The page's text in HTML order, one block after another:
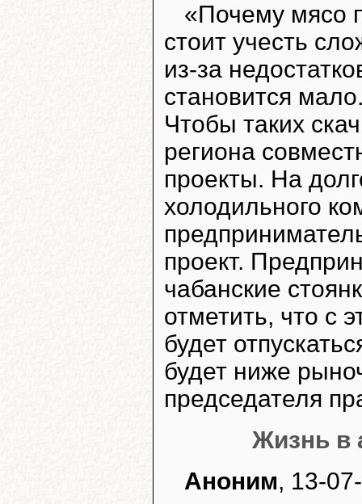
«Почему мясо
стоит учесть
из-за
становится
Чтобы таких
региона
проекты. На
холодильного
проект.
чабанские
отметить, что с
будет
будет ниже
председателя
Жизнь в
Аноним, 13-